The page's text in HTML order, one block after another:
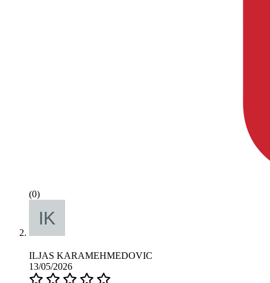
(0)
ILJAS KARAMEHMEDOVIC
13/05/2026